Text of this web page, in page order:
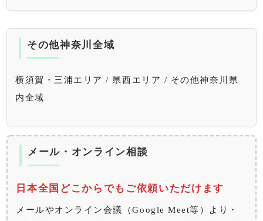
その他神奈川全域
横須賀・三浦エリア / 県西エリア / その他神奈川県
内全域
メール・オンライン相談
日本全国どこからでもご依頼いただけます
メールやオンライン会議（Google Meet等）より・